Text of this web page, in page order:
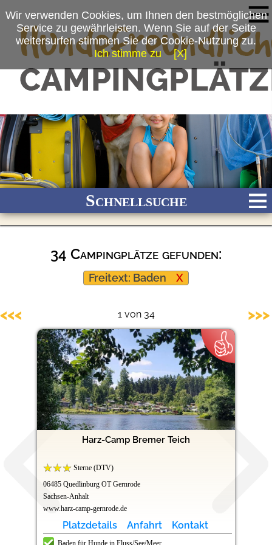
Schnellsuche
Fluss Meer Gebirge See
Wald/Wiesen
Ganzjährig geöffnet
Hundefreundliche Campingplätze
34 Campingplätze gefunden:
Freitext: Baden X
Harz-Camp Bremer Teich
Sterne (DTV)
06485 Quedlinburg OT Gernrode
Sachsen-Anhalt
www.harz-camp-gernrode.de
Platzdetails Anfahrt Kontakt
Baden für Hunde in Fluss/See/Meer
1 von 34
<<< >>>
Wir verwenden Cookies, um Ihnen den bestmöglichen
Service zu gewährleisten. Wenn Sie auf der Seite
weitersurfen stimmen Sie der Cookie-Nutzung zu.
Ich stimme zu
[X]